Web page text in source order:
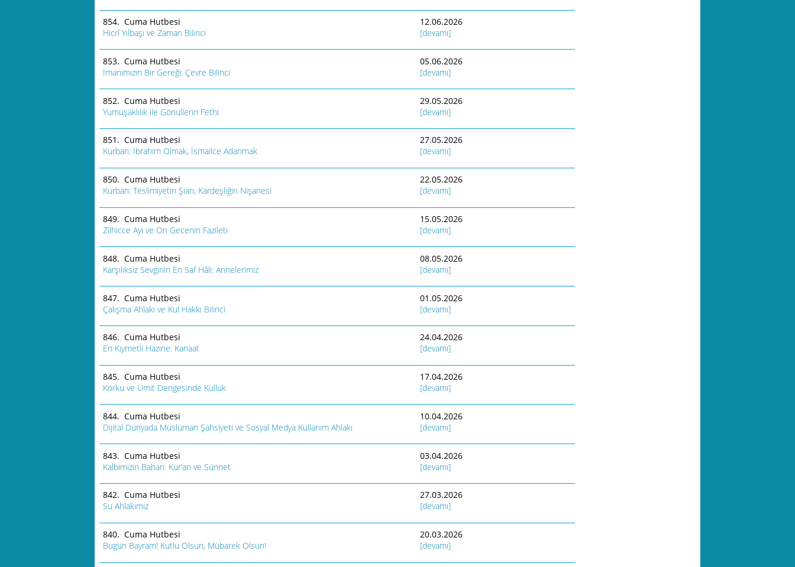
854. Cuma Hutbesi
Hicrî Yılbaşı ve Zaman Bilinci
12.06.2026
[devamı]
853. Cuma Hutbesi
İmanımızın Bir Gereği: Çevre Bilinci
05.06.2026
[devamı]
852. Cuma Hutbesi
Yumuşaklılık ile Gönüllerin Fethi
29.05.2026
[devamı]
851. Cuma Hutbesi
Kurban: İbrahim Olmak, İsmailce Adanmak
27.05.2026
[devamı]
850. Cuma Hutbesi
Kurban: Teslimiyetin Şiarı, Kardeşliğin Nişanesi
22.05.2026
[devamı]
849. Cuma Hutbesi
Zilhicce Ayı ve On Gecenin Fazileti
15.05.2026
[devamı]
848. Cuma Hutbesi
Karşılıksız Sevginin En Saf Hâli: Annelerimiz
08.05.2026
[devamı]
847. Cuma Hutbesi
Çalışma Ahlakı ve Kul Hakkı Bilinci
01.05.2026
[devamı]
846. Cuma Hutbesi
En Kıymetli Hazine: Kanaat
24.04.2026
[devamı]
845. Cuma Hutbesi
Korku ve Ümit Dengesinde Kulluk
17.04.2026
[devamı]
844. Cuma Hutbesi
Dijital Dünyada Müslüman Şahsiyeti ve Sosyal Medya Kullanım Ahlakı
10.04.2026
[devamı]
843. Cuma Hutbesi
Kalbimizin Baharı: Kur’an ve Sünnet
03.04.2026
[devamı]
842. Cuma Hutbesi
Su Ahlakımız
27.03.2026
[devamı]
840. Cuma Hutbesi
Bugün Bayram! Kutlu Olsun, Mübarek Olsun!
20.03.2026
[devamı]